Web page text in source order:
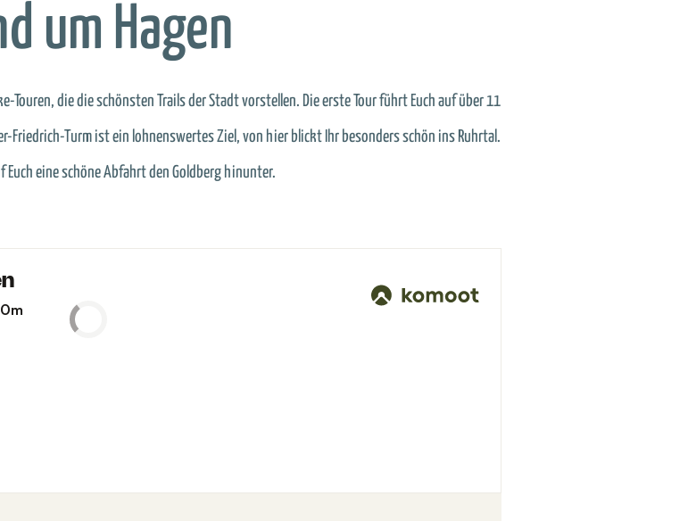
um Hagen
Touren, die die schönsten Trails der Stadt vorstellen. Die erste Tour führt Euch auf über 11
Friedrich-Turm ist ein lohnenswertes Ziel, von hier blickt Ihr besonders schön ins Ruhrtal.
Euch eine schöne Abfahrt den Goldberg hinunter.